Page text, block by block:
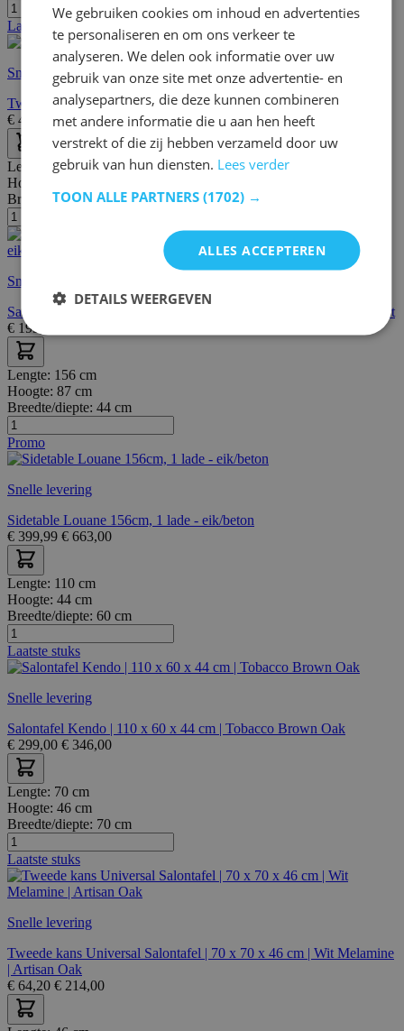
Laatste stuks
Snelle levering
Tweede kans Sidetable Fumay 105 cm met lade - eik/beton
€ 44,40 €148,00
Lengte:106 cm
Hoogte:
Breedte/diepte: 50 cm
Snelle levering
Salontafel Wilke 2 lades en 2 open vakken-geborstelde eik/matzwart
€ 199,00
Lengte: 156 cm
Hoogte: 87 cm
Breedte/diepte: 44 cm
Promo
Snelle levering
Sidetable Louane 156cm, 1 lade - eik/beton
€ 399,99 € 663,00
Lengte: 110 cm
Hoogte: 44 cm
Breedte/diepte: 60 cm
Laatste stuks
Snelle levering
Salontafel Kendo | 110 x 60 x 44 cm | Tobacco Brown Oak
€ 299,00 € 346,00
Lengte: 70 cm
Hoogte: 46 cm
Breedte/diepte: 70 cm
Laatste stuks
Snelle levering
Tweede kans Universal Salontafel | 70 x 70 x 46 cm | Wit Melamine
| Artisan Oak
€ 64,20 € 214,00
We gebruiken cookies om inhoud en advertenties
te personaliseren en om ons verkeer te
analyseren. We delen ook informatie over uw
gebruik van onze site met onze advertentie- en
analysepartners, die deze kunnen combineren
met andere informatie die u aan hen heeft
verstrekt of die zij hebben verzameld door uw
gebruik van hun diensten. Lees verder
TOON ALLE PARTNERS (1702) →
ALLES ACCEPTEREN
DETAILS WEERGEVEN